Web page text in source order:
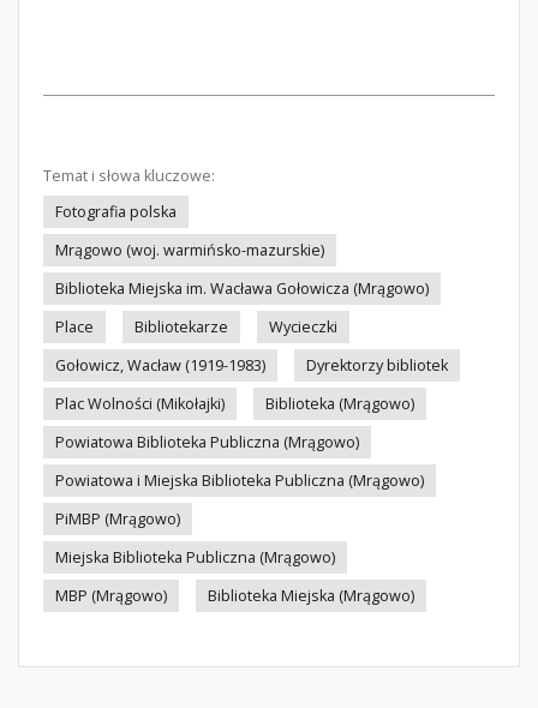
Temat i słowa kluczowe:
Fotografia polska
Mrągowo (woj. warmińsko-mazurskie)
Biblioteka Miejska im. Wacława Gołowicza (Mrągowo)
Place
Bibliotekarze
Wycieczki
Gołowicz, Wacław (1919-1983)
Dyrektorzy bibliotek
Plac Wolności (Mikołajki)
Biblioteka (Mrągowo)
Powiatowa Biblioteka Publiczna (Mrągowo)
Powiatowa i Miejska Biblioteka Publiczna (Mrągowo)
PiMBP (Mrągowo)
Miejska Biblioteka Publiczna (Mrągowo)
MBP (Mrągowo)
Biblioteka Miejska (Mrągowo)